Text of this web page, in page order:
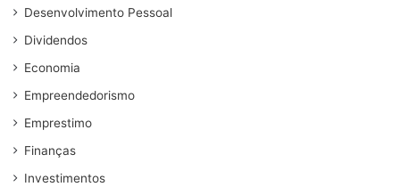
Desenvolvimento Pessoal
Dividendos
Economia
Empreendedorismo
Emprestimo
Finanças
Investimentos